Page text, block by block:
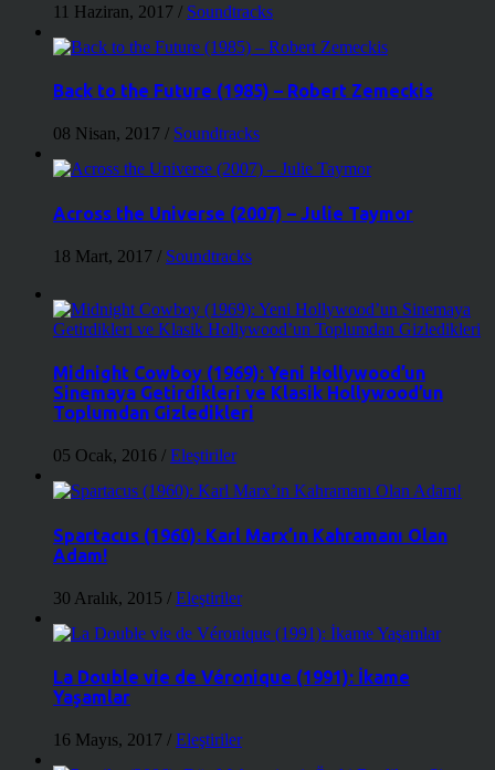
11 Haziran, 2017 / Soundtracks
Back to the Future (1985) – Robert Zemeckis
08 Nisan, 2017 / Soundtracks
Across the Universe (2007) – Julie Taymor
18 Mart, 2017 / Soundtracks
Midnight Cowboy (1969): Yeni Hollywood’un
Sinemaya Getirdikleri ve Klasik Hollywood’un
Toplumdan Gizledikleri
05 Ocak, 2016 / Eleştiriler
Spartacus (1960): Karl Marx’ın Kahramanı Olan
Adam!
30 Aralık, 2015 / Eleştiriler
La Double vie de Véronique (1991): İkame
Yaşamlar
16 Mayıs, 2017 / Eleştiriler